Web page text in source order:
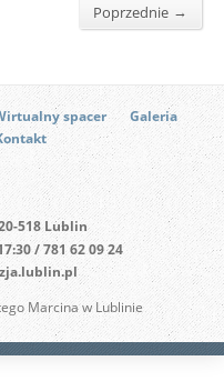
Poprzednie →
spacer
Galeria
518 Lublin
/ 781 62 09 24
Marcina w Lublinie